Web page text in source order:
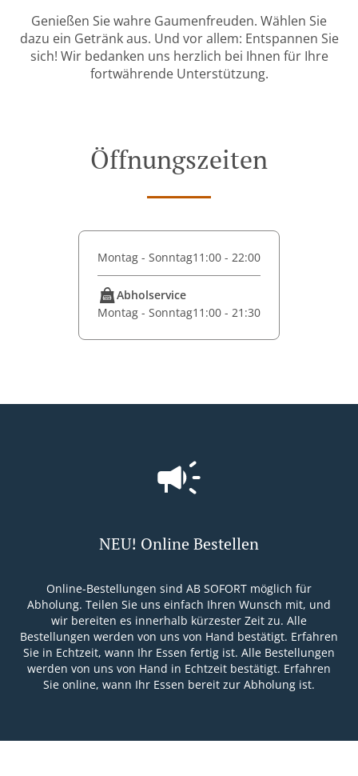
Genießen Sie wahre Gaumenfreuden. Wählen Sie
dazu ein Getränk aus. Und vor allem: Entspannen Sie
sich! Wir bedanken uns herzlich bei Ihnen für Ihre
fortwährende Unterstützung.
Öffnungszeiten
Montag - Sonntag11:00 - 22:00
Abholservice
Montag - Sonntag11:00 - 21:30
NEU! Online Bestellen
Online-Bestellungen sind AB SOFORT möglich für
Abholung. Teilen Sie uns einfach Ihren Wunsch mit, und
wir bereiten es innerhalb kürzester Zeit zu. Alle
Bestellungen werden von uns von Hand bestätigt. Erfahren
Sie in Echtzeit, wann Ihr Essen fertig ist. Alle Bestellungen
werden von uns von Hand in Echtzeit bestätigt. Erfahren
Sie online, wann Ihr Essen bereit zur Abholung ist.